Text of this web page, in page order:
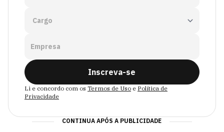
Empresa
Inscreva-se
Li e concordo com os Termos de Uso e Política de
Privacidade
CONTINUA APÓS A PUBLICIDADE